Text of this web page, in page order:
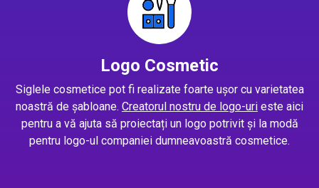
Logo Cosmetic
Siglele cosmetice pot fi realizate foarte ușor cu varietatea
noastră de șabloane. Creatorul nostru de logo-uri este aici
pentru a vă ajuta să proiectați un logo potrivit și la modă
pentru logo-ul companiei dumneavoastră cosmetice.